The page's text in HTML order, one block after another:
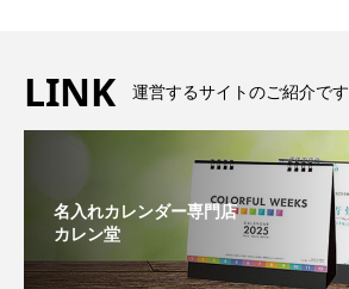
LINK 運営するサイトのご紹介です
名入れカレンダー専門店
カレン堂